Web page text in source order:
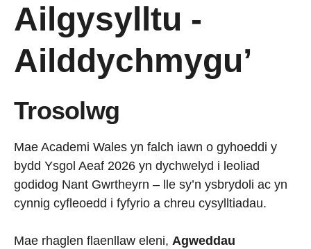
Ailgysylltu -
Ailddychmygu’
Trosolwg
Mae Academi Wales yn falch iawn o gyhoeddi y
bydd Ysgol Aeaf 2026 yn dychwelyd i leoliad
godidog Nant Gwrtheyrn – lle sy’n ysbrydoli ac yn
cynnig cyfleoedd i fyfyrio a chreu cysylltiadau.
Mae rhaglen flaenllaw eleni, Agweddau